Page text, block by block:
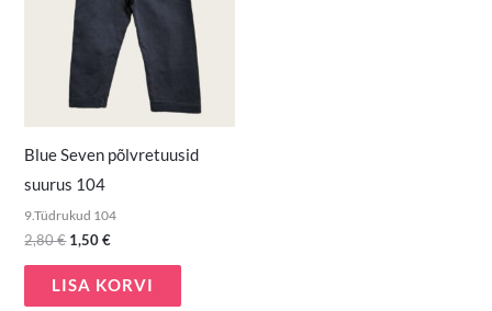
Blue Seven põlvretuusid
suurus 104
9.Tüdrukud 104
2,80€ 1,50€
LISA KORVI